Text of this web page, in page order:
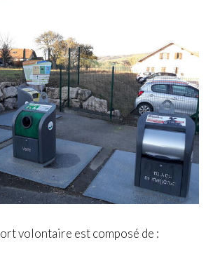
volontaire est composé de :